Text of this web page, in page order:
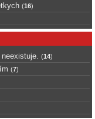
(16)
(14)
(7)